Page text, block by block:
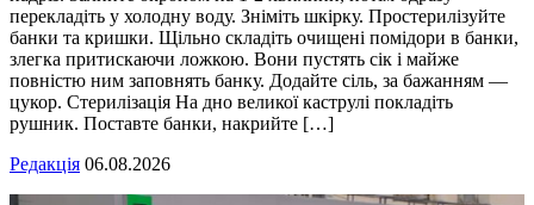
перекладіть у холодну воду. Зніміть шкірку. Простерилізуйте
банки та кришки. Щільно складіть очищені помідори в банки,
злегка притискаючи ложкою. Вони пустять сік і майже
повністю ним заповнять банку. Додайте сіль, за бажанням —
цукор. Стерилізація На дно великої каструлі покладіть
рушник. Поставте банки, накрийте […]
Редакція 06.08.2026